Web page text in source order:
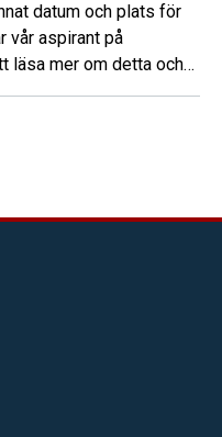
datum och plats för
vår aspirant på
läsa mer om detta och